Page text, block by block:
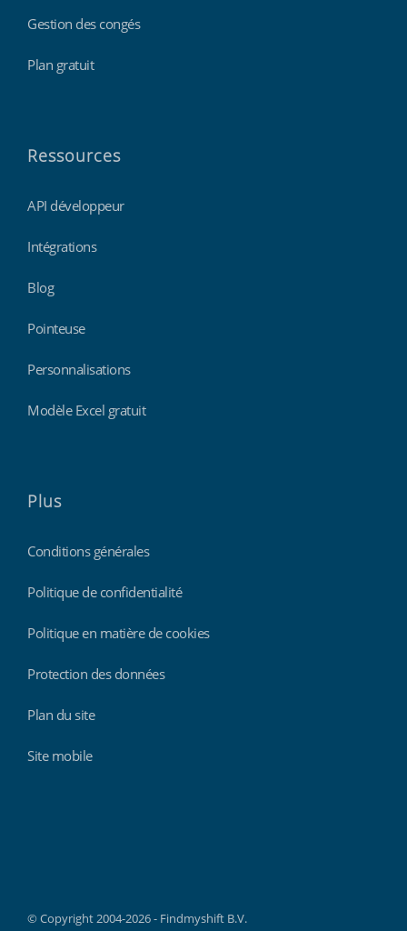
Gestion des congés
Plan gratuit
Ressources
API développeur
Intégrations
Blog
Pointeuse
Personnalisations
Modèle Excel gratuit
Plus
Conditions générales
Politique de confidentialité
Politique en matière de cookies
Protection des données
Plan du site
Site mobile
© Copyright 2004-2026 - Findmyshift B.V.